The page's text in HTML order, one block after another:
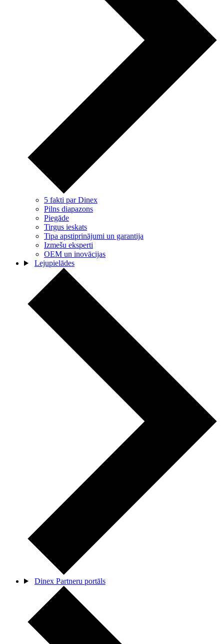
5 fakti par Dinex
Pilns diapazons
Piegāde
Tirgus ieskats
Tipa apstiprinājumi un garantija
Izmešu eksperti
OEM un inovācijas
Lejupielādes
Dinex Partneru portāls